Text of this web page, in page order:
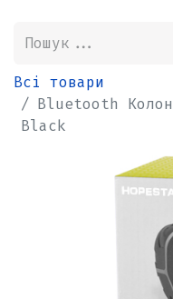
Всі товари
Bluetooth
Black